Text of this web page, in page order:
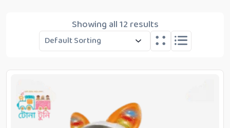
Showing all 12 results